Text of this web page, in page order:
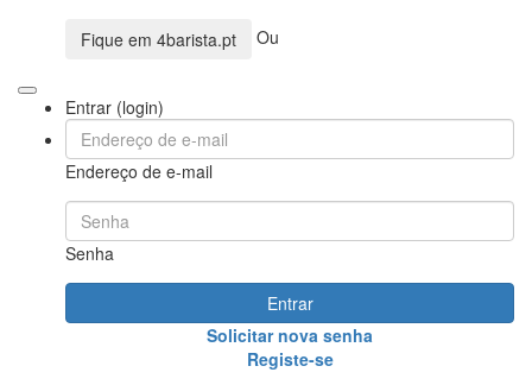
Fique em 4barista.pt Ou
Entrar (login)
Endereço de e-mail
Senha
Entrar
Solicitar nova senha
Registe-se